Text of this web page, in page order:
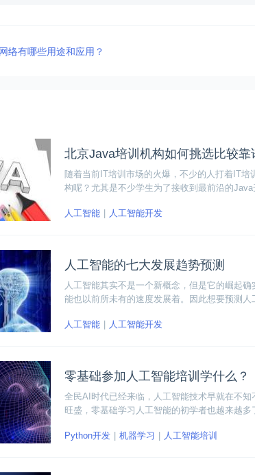
络有哪些用途和应用？
北京Java培训机构如何挑选比较靠
随着当前IT培训市场的火爆，不少的人打着IT
构呢？尤其是不少学生为了接收到最前沿的
靠谱的机构。
人工智能 人工智能开发
人工智能的七大发展趋势预测
人工智能其实不是一个新概念，但是它的崛起
能也以前所未有的速度发展着。因此想要预测
人工智能 人工智能开发
零基础参加人工智能培训学什么？
全民AI时代已经来临，人工智能技术早就在不
旺盛，零基础学习人工智能的初学者也越来越
Python开发 机器学习 人工智能培训